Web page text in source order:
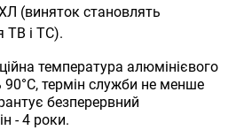
(виняток становлять
ТВ і ТС).
температура алюмінієвого
термін служби не менше
безперервний
- 4 роки.